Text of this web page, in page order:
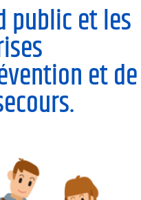
public et les
et de